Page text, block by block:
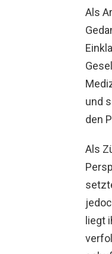
Als
und
den
Als
liegt